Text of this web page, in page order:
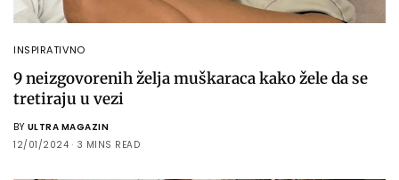
INSPIRATIVNO
9 neizgovorenih želja muškaraca kako žele da se
tretiraju u vezi
BY ULTRA MAGAZIN
12/01/2024
3 MINS READ